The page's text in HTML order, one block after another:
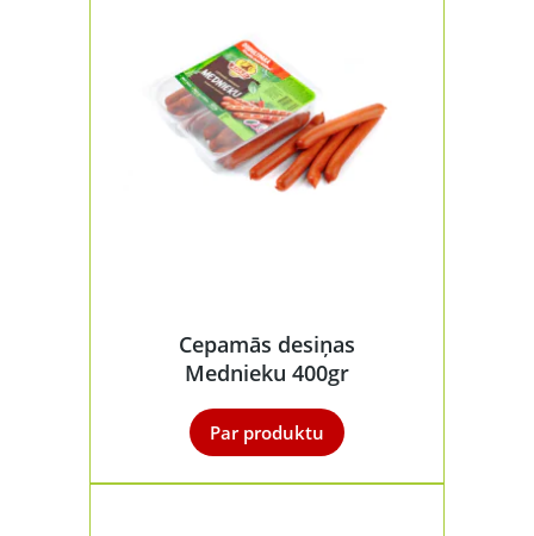
Cepamās desiņas
Mednieku 400gr
Par produktu